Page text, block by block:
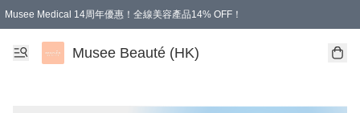
Musee Medical 14周年優惠！全線美容產品14% OFF！
凡購物滿HKD 500.00即享運費減免優惠
Musee Beauté (HK)